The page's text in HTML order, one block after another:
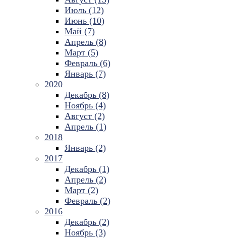
Июль (12)
Июнь (10)
Май (7)
Апрель (8)
Март (5)
Февраль (6)
Январь (7)
2020
Декабрь (8)
Ноябрь (4)
Август (2)
Апрель (1)
2018
Январь (2)
2017
Декабрь (1)
Апрель (2)
Март (2)
Февраль (2)
2016
Декабрь (2)
Ноябрь (3)